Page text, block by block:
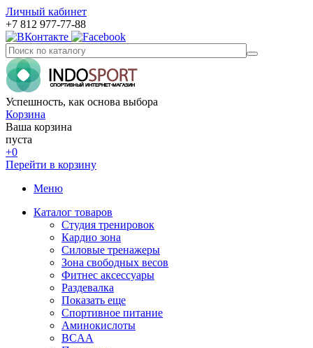
Личный кабинет
+7 812 977-77-88
Успешность, как основа выбора
Корзина
Ваша корзина
пуста
+0
Перейти в корзину
Меню
Каталог товаров
Студия тренировок
Кардио зона
Силовые тренажеры
Зона свободных весов
Фитнес аксессуары
Раздевалка
Показать еще
Спортивное питание
Аминокислоты
BCAA